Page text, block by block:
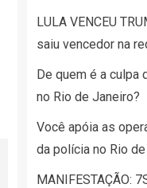
LULA VENCEU
saiu vencedor na
De quem é a culpa
no Rio de Janeiro?
Você apóia as
da polícia no Rio
MANIFESTAÇÃO: